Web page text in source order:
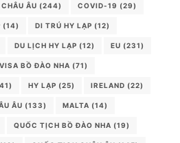
CHÂU ÂU (244) COVID-19 (29)
(14) DI TRÚ HY LẠP (12)
DU LỊCH HY LẠP (12) EU (231)
BỒ ĐÀO NHA (71)
HY LẠP (25) IRELAND (22)
ÂU (133) MALTA (14)
QUỐC TỊCH BỒ ĐÀO NHA (19)